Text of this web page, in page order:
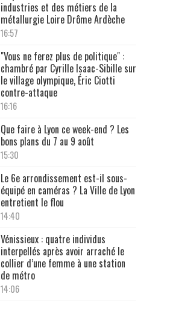
industries et des métiers de la
métallurgie Loire Drôme Ardèche
16:57
"Vous ne ferez plus de politique" :
chambré par Cyrille Isaac-Sibille sur
le village olympique, Éric Ciotti
contre-attaque
16:16
Que faire à Lyon ce week-end ? Les
bons plans du 7 au 9 août
15:30
Le 6e arrondissement est-il sous-
équipé en caméras ? La Ville de Lyon
entretient le flou
14:40
Vénissieux : quatre individus
interpellés après avoir arraché le
collier d’une femme à une station
de métro
14:06